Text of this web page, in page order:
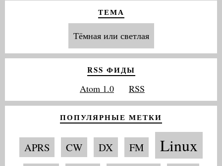
ТЕМА
Тёмная или светлая
RSS ФИДЫ
Atom 1.0 RSS
ПОПУЛЯРНЫЕ МЕТКИ
APRS CW DX FM Linux